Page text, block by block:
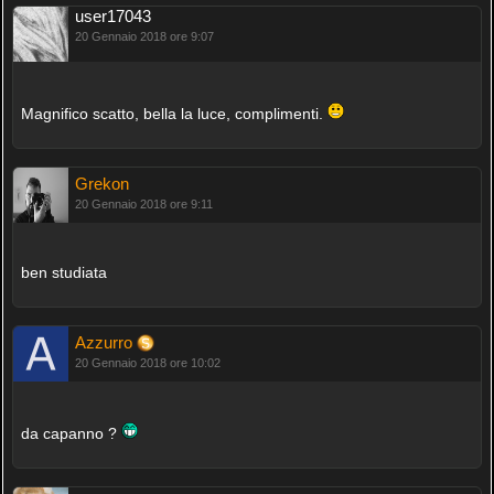
user17043
20 Gennaio 2018 ore 9:07
Magnifico scatto, bella la luce, complimenti.
Grekon
20 Gennaio 2018 ore 9:11
ben studiata
Azzurro
20 Gennaio 2018 ore 10:02
da capanno ?